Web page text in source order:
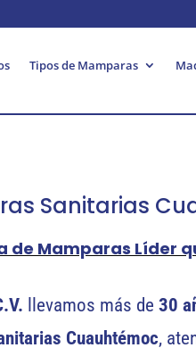
Tipos de Mamparas
Sanitarias
de Mamparas Líder
llevamos más de 30
Cuauhtémoc,